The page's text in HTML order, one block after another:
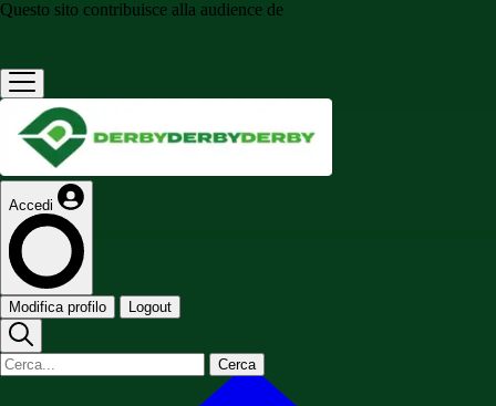
Questo sito contribuisce alla audience de
Accedi
Modifica profilo Logout
Cerca